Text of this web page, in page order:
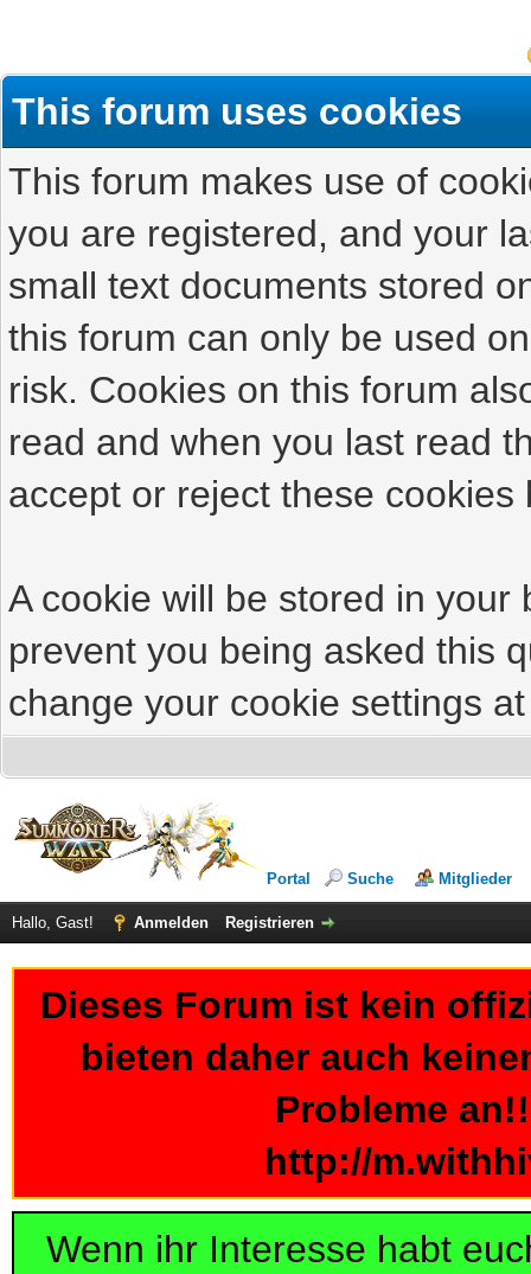
This forum uses cookies
This forum makes use of
you are registered, and your
small text documents stored
this forum can only be used
risk. Cookies on this forum
read and when you last read
accept or reject these cookies
A cookie will be stored in
prevent you being asked this
change your cookie settings
Portal Suche Mitglieder
Hallo, Gast! Anmelden Registrieren
Dieses Forum ist kein
bieten daher auch
Probleme
http://
Wenn ihr Interesse habt